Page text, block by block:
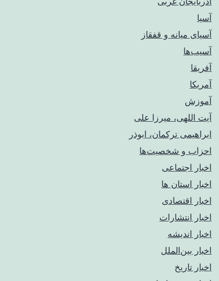
آسیا
آسیای میانه و قفقاز
آسیب‌ها
آفریقا
آمریکا
آموزش
آیت اللهی، میرزا علی
ابراهیمی ترکمان، ابوذر
احزاب و شخصیت‌ها
اخبار اجتماعی
اخبار استان ها
اخبار اقتصادی
اخبار انتشارات
اخبار اندیشه
اخبار بین‌الملل
اخبار تاریخ